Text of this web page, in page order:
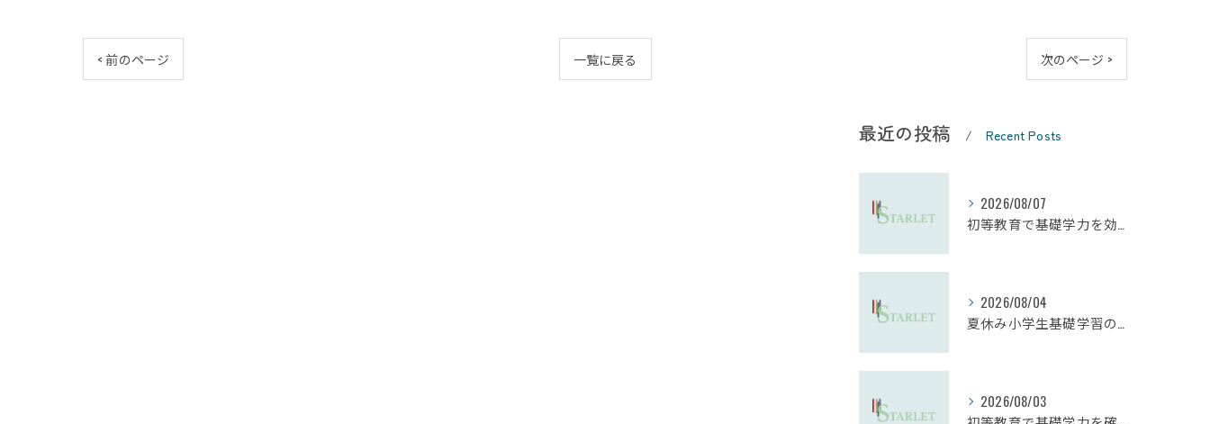
< 前のページ 一覧に戻る 次のページ >
最近の投稿 Recent Posts
2026/08/07
初等教育で基礎学力を効果的に向上させる学習法
2026/08/04
夏休み小学生基礎学習の勉強法とモチベーション維持
2026/08/03